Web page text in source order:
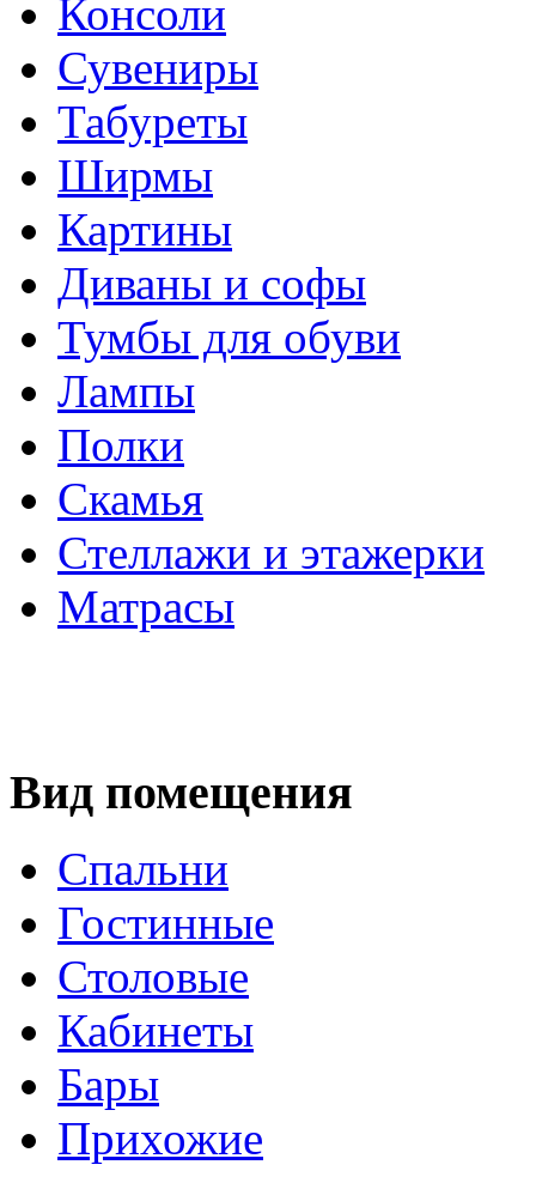
Консоли
Сувениры
Табуреты
Ширмы
Картины
Диваны и софы
Тумбы для обуви
Лампы
Полки
Скамья
Стеллажи и этажерки
Матрасы
Вид помещения
Спальни
Гостинные
Столовые
Кабинеты
Бары
Прихожие